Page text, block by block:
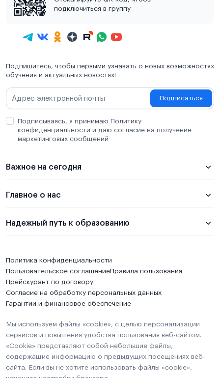
подключиться в группу
Подпишитесь, чтобы первыми узнавать о новых возможностях
обучения и актуальных новостях!
Подписаться
Подписываясь, я принимаю Политику
конфиденциальности и даю согласие на получение
маркетинговых сообщений
Важное на сегодня
Главное о нас
Надежный путь к образованию
Политика конфиденциальности
Пользовательское соглашениеПравила пользования
Прейскурант по договору
Согласие на обработку персональных данных
Гарантии и финансовое обеспечение
Мы используем файлы «cookie», с целью персонализации
сервисов и повышения удобства пользования веб-сайтом.
«Cookie» представляют собой небольшие файлы,
содержащие информацию о предыдущих посещениях веб-
сайта. Если вы не хотите использовать файлы «cookie»,